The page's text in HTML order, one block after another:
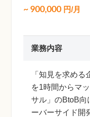
~ 900,000 円/月
業務内容
「知見を求める
を1時間からマ
サル」のBtoB向
ーバーサイド開